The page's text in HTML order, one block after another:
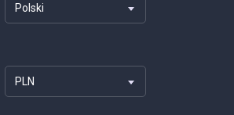
Polski
PLN